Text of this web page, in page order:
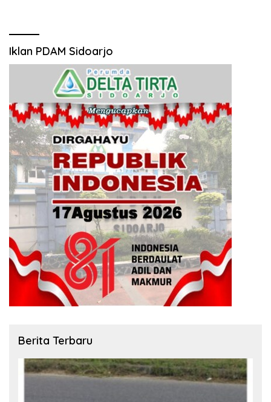
Iklan PDAM Sidoarjo
Berita Terbaru